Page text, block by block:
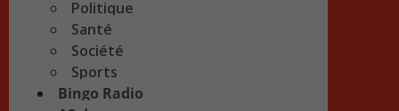
Politique
Santé
Société
Sports
Bingo Radio